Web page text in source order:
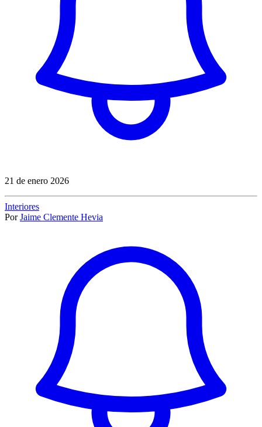
21 de enero 2026
Interiores
Por Jaime Clemente Hevia